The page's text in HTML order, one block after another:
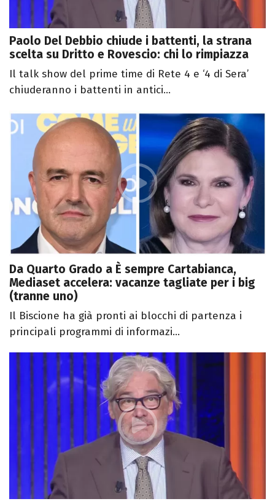
Paolo Del Debbio chiude i battenti, la strana
scelta su Dritto e Rovescio: chi lo rimpiazza
Il talk show del prime time di Rete 4 e ‘4 di Sera’
chiuderanno i battenti in antici...
Da Quarto Grado a È sempre Cartabianca,
Mediaset accelera: vacanze tagliate per i big
(tranne uno)
Il Biscione ha già pronti ai blocchi di partenza i
principali programmi di informazi...